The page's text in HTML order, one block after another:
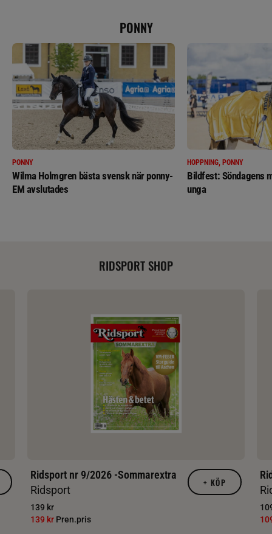
PONNY
PONNY
Wilma Holmgren bästa svensk när ponny-
EM avslutades
HOPPNING, PONNY
Bildfest: Söndagens
unga
RIDSPORT SHOP
Ridsport nr 9/2026 -Sommarextra
Ridsport
139 kr
139 kr Pren.pris
+ KÖP